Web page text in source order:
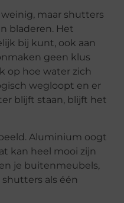
maar shutters
bladeren. Het
bij kunt, ook aan
geen klus
op hoe water zich
wegloopt en er
blijft staan, blijft het
Aluminium oogt
kan heel mooi zijn
je buitenmeubels,
als één